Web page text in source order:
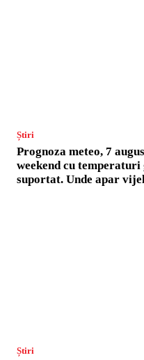
Știri
Prognoza meteo, 7
weekend cu temperaturi
suportat. Unde apar
Știri